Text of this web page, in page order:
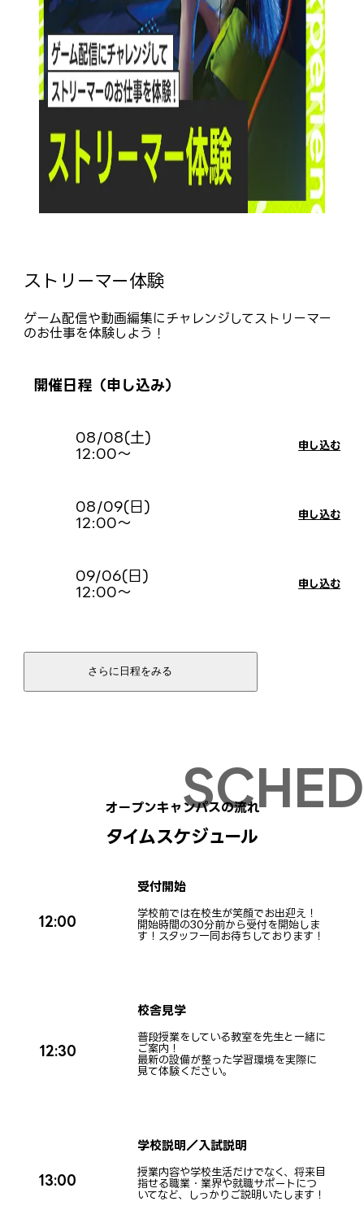
ストリーマー体験
ゲーム配信や動画編集にチャレンジしてストリーマー
のお仕事を体験しよう！
開催日程（申し込み）
08/08(土)
12:00〜
申し込む
08/09(日)
12:00〜
申し込む
09/06(日)
12:00〜
申し込む
11:30〜 ※W体験
09/27(日)
11:30〜 ※W体験
申し込む
10/18(日)
申し込む
オープンキャンパスの流れ
タイムスケジュール
12:00
受付開始
学校前では在校生が笑顔でお出迎え！
開始時間の30分前から受付を開始しま
す！スタッフ一同お待ちしております！
12:30
校舎見学
普段授業をしている教室を先生と一緒に
ご案内！
最新の設備が整った学習環境を実際に
見て体験ください。
13:00
学校説明／入試説明
授業内容や学校生活だけでなく、将来目
指せる職業・業界や就職サポートにつ
いてなど、しっかりご説明いたします！